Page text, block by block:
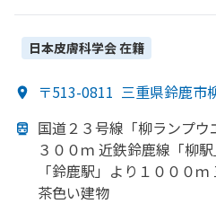
日本皮膚科学会在籍
〒513-0811 三重県鈴鹿市
国道２３号線 「柳ランプウ
３００ｍ 近鉄鈴鹿線 「柳
「鈴鹿駅」より １０００ｍ
茶色い建物